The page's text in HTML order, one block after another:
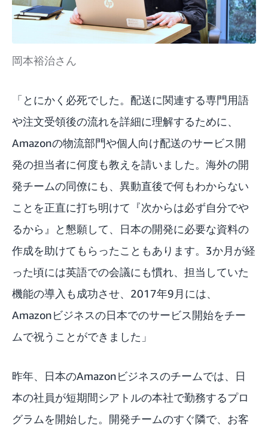
岡本裕治さん
「とにかく必死でした。配送に関連する専門用語
や注文受領後の流れを詳細に理解するために、
Amazonの物流部門や個人向け配送のサービス開
発の担当者に何度も教えを請いました。海外の開
発チームの同僚にも、異動直後で何もわからない
ことを正直に打ち明けて『次からは必ず自分でや
るから』と懇願して、日本の開発に必要な資料の
作成を助けてもらったこともあります。3か月が経
った頃には英語での会議にも慣れ、担当していた
機能の導入も成功させ、2017年9月には、
Amazonビジネスの日本でのサービス開始をチー
ムで祝うことができました」
昨年、日本のAmazonビジネスのチームでは、日
本の社員が短期間シアトルの本社で勤務するプロ
グラムを開始した。開発チームのすぐ隣で、お客